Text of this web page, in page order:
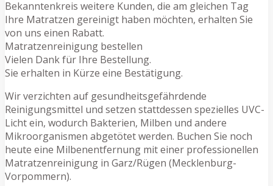
Bekanntenkreis weitere Kunden, die am gleichen Tag
Ihre Matratzen gereinigt haben möchten, erhalten Sie
von uns einen Rabatt.
Matratzenreinigung bestellen
Vielen Dank für Ihre Bestellung.
Sie erhalten in Kürze eine Bestätigung.
Wir verzichten auf gesundheitsgefährdende
Reinigungsmittel und setzen stattdessen spezielles UVC-
Licht ein, wodurch Bakterien, Milben und andere
Mikroorganismen abgetötet werden. Buchen Sie noch
heute eine Milbenentfernung mit einer professionellen
Matratzenreinigung in Garz/Rügen (Mecklenburg-
Vorpommern).